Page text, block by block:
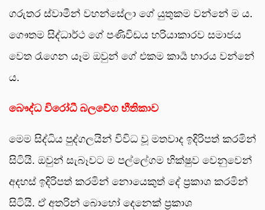
ගරුතර ස්වාමීන් වහන්සේලා ගේ යුතුකම වන්නේ ම ය.
ගෞතම සිද්ධාර්ථ ගේ පණිවිඩය හරියාකාරව සමාජය
වෙත රැගෙන යෑම ඔවුන් ගේ එකම කාර්‍ය භාරය වන්නේ
ය.
බෞද්ධ විරෝධී බලවේග භීතිකාව
මෙම සිද්ධිය පුද්ගලයින් විවිධ වූ මතවාද ඉදිරිපත් කරමින්
සිටියි. ඔවුන් සැබෑවට ම පල්ලේගම භික්ෂුව වෙනුවෙන්
අදහස් ඉදිරිපත් කරමින් නොයෙකුත් දේ ප්‍රකාශ කරමින්
සිටියි. ඒ අතරින් බොහෝ දෙනෙක් ප්‍රකාශ